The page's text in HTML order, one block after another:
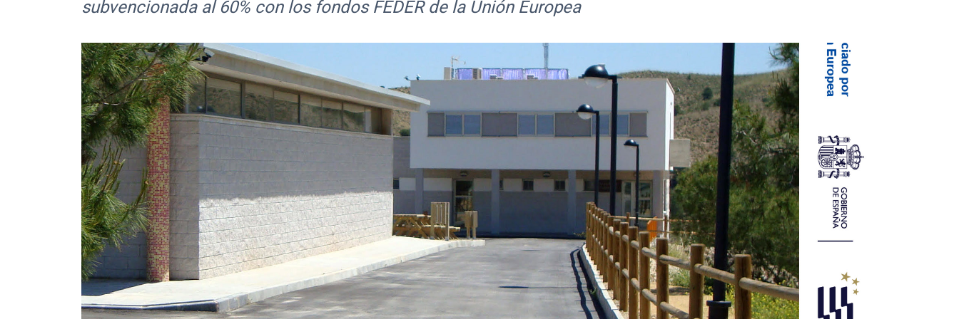
subvencionada al 60% con los fondos FEDER de la Unión Europea